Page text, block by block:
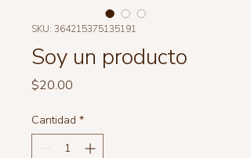
SKU: 364215375135191
Soy un producto
$20.00
Cantidad *